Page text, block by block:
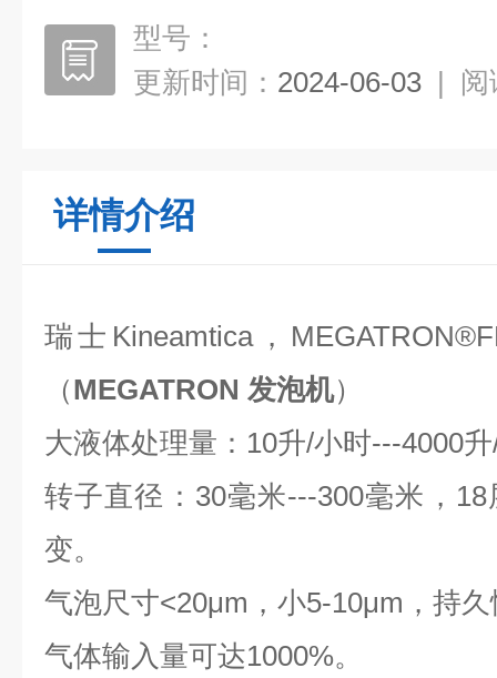
型号：
更新时间： 2024-06-03 | 阅
详情介绍
瑞士Kineamtica，MEGATRON®
（MEGATRON 发泡机）
大液体处理量：10升/小时---4000
转子直径：30毫米---300毫米，
变。
气泡尺寸<20μm，小5-10μm，持
气体输入量可达1000%。